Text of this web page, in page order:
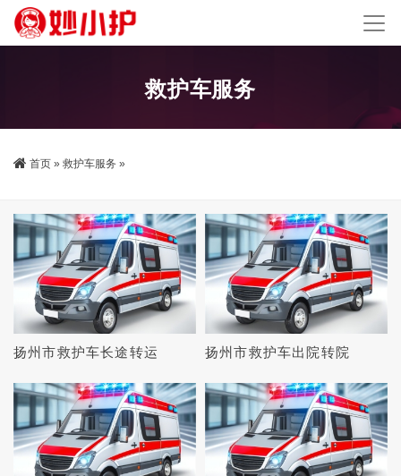
救护车服务
首页 » 救护车服务 »
扬州市救护车长途转运 扬州市救护车出院转院